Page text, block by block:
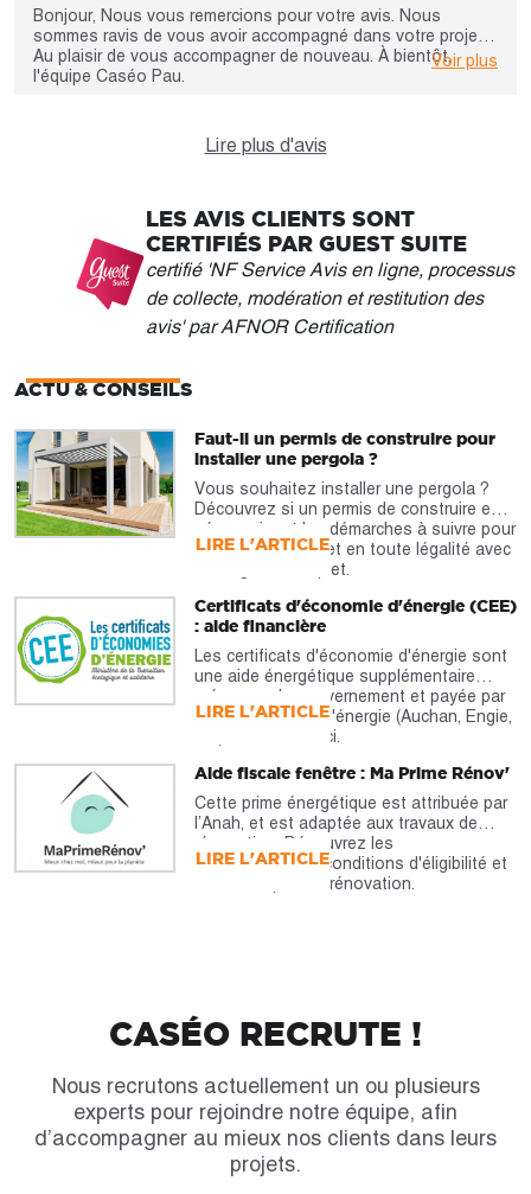
Bonjour, Nous vous remercions pour votre avis. Nous
sommes ravis de vous avoir accompagné dans votre projet.
Au plaisir de vous accompagner de nouveau. À bientôt,
l'équipe Caséo Pau.
Voir plus
Lire plus d'avis
LES AVIS CLIENTS SONT
CERTIFIÉS PAR GUEST SUITE
certifié 'NF Service Avis en ligne, processus
de collecte, modération et restitution des
avis' par AFNOR Certification
ACTU & CONSEILS
Faut-il un permis de construire pour
installer une pergola ?
Vous souhaitez installer une pergola ?
Découvrez si un permis de construire est
nécessaire et les démarches à suivre pour
réaliser votre projet en toute légalité avec
notre guide complet.
LIRE L'ARTICLE
Certificats d'économie d'énergie (CEE)
: aide financière
Les certificats d'économie d'énergie sont
une aide énergétique supplémentaire
prévue par le gouvernement et payée par
les fournisseurs d'énergie (Auchan, Engie,
etc). À découvrir ici.
LIRE L'ARTICLE
Aide fiscale fenêtre : Ma Prime Rénov'
Cette prime énergétique est attribuée par
l’Anah, et est adaptée aux travaux de
rénovation. Découvrez les
caractéristiques, conditions d'éligibilité et
montants pour la rénovation.
LIRE L'ARTICLE
CASÉO RECRUTE !
Nous recrutons actuellement un ou plusieurs
experts pour rejoindre notre équipe, afin
d’accompagner au mieux nos clients dans leurs
projets.